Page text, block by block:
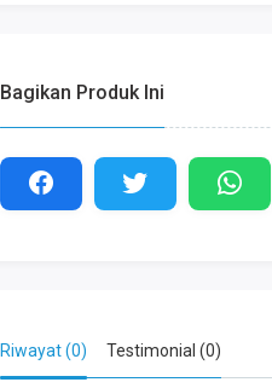
Bagikan Produk Ini
Riwayat (0) Testimonial (0)